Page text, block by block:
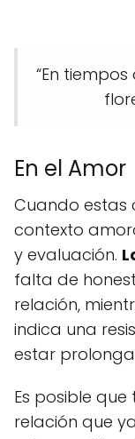
“En
En el Amor
Cuando estas
contexto
y evaluación.
falta de
relación,
indica una
estar
Es posible
relación que